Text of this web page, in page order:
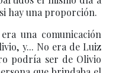
si hay una proporción.
una comunicación
y... No era de Luiz
podría ser de Olivio